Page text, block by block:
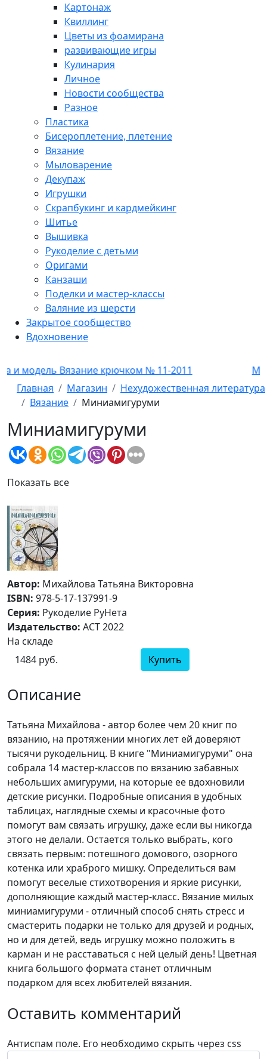
Картонаж
Квиллинг
Цветы из фоамирана
развивающие игры
Кулинария
Личное
Новости сообщества
Разное
Пластика
Бисероплетение, плетение
Вязание
Мыловарение
Декупаж
Игрушки
Скрапбукинг и кардмейкинг
Шитье
Вышивка
Рукоделие с детьми
Оригами
Канзаши
Поделки и мастер-классы
Валяние из шерсти
Закрытое сообщество
Вдохновение
Вязание крючком № 11-2011
Мода и
Главная
Магазин
Нехудожественная литература
Вязание
Миниамигуруми
Миниамигуруми
Показать все
Автор: Михайлова Татьяна Викторовна
ISBN: 978-5-17-137991-9
Серия: Рукоделие РуНета
Издательство: АСТ 2022
На складе
1484 руб.
Купить
Описание
Татьяна Михайлова - автор более чем 20 книг по
вязанию, на протяжении многих лет ей доверяют
тысячи рукодельниц. В книге "Миниамигуруми" она
собрала 14 мастер-классов по вязанию забавных
небольших амигуруми, на которые ее вдохновили
детские рисунки. Подробные описания в удобных
таблицах, наглядные схемы и красочные фото
помогут вам связать игрушку, даже если вы никогда
этого не делали. Остается только выбрать, кого
связать первым: потешного домового, озорного
котенка или храброго мишку. Определиться вам
помогут веселые стихотворения и яркие рисунки,
дополняющие каждый мастер-класс. Вязание милых
миниамигуруми - отличный способ снять стресс и
смастерить подарки не только для друзей и родных,
но и для детей, ведь игрушку можно положить в
карман и не расставаться с ней целый день! Цветная
книга большого формата станет отличным
подарком для всех любителей вязания.
Оставить комментарий
Антиспам поле. Его необходимо скрыть через css